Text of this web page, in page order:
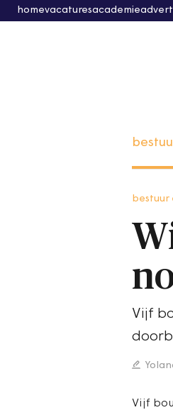
homevacaturesacademie
bestuur
Vijf
Vijf